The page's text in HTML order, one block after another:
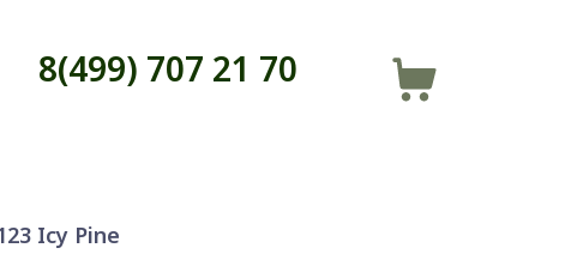
8(499) 707 21 70
Icy Pine